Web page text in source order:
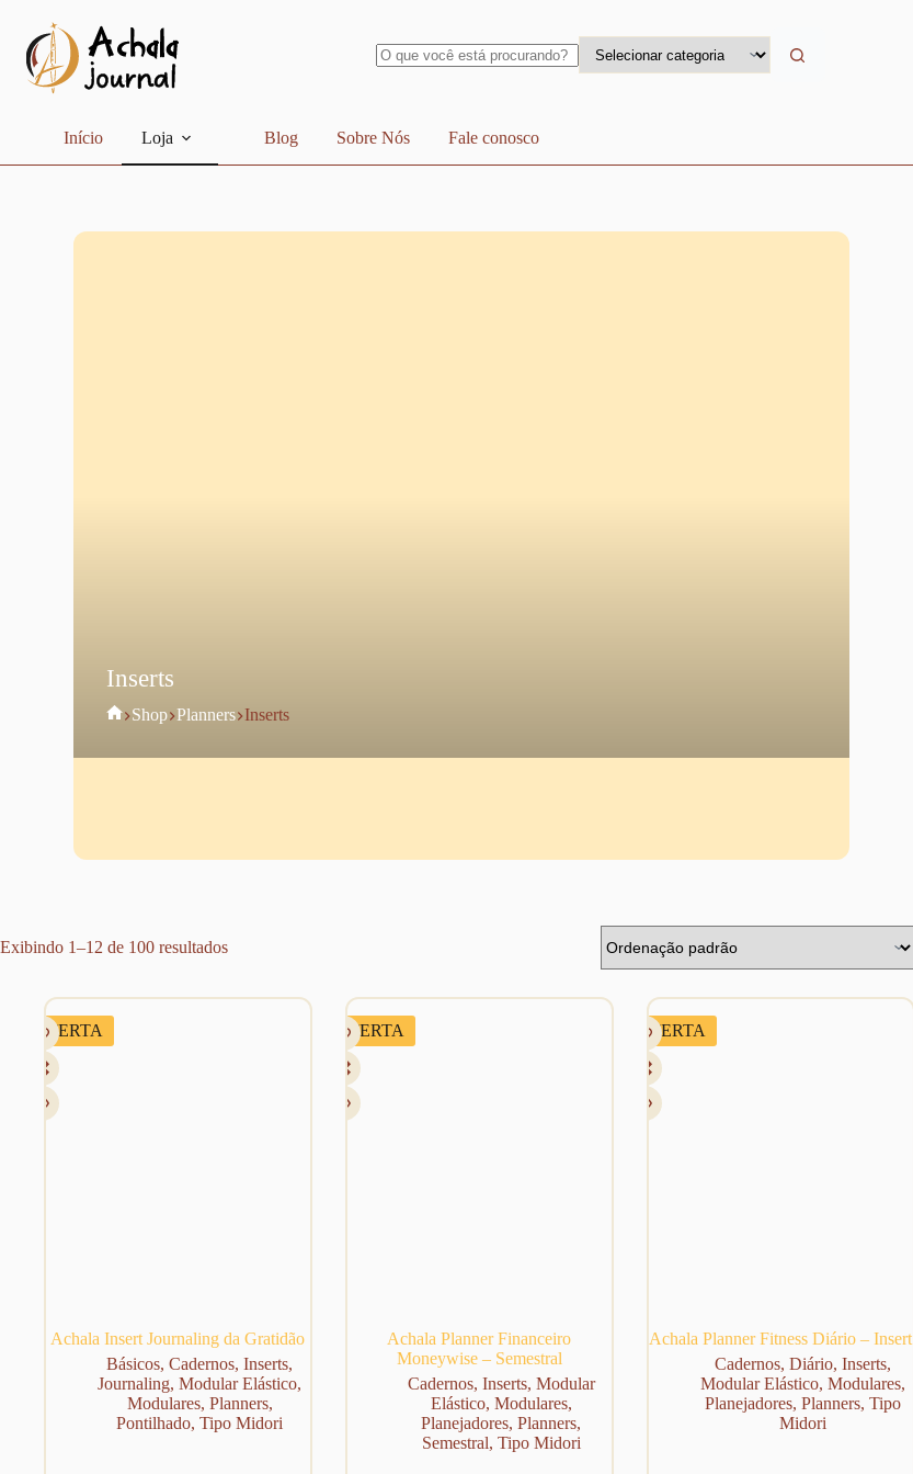
conteúdo
Início Loja Blog Sobre Nós Fale conosco
Inserts
Home
Shop Planners Inserts
Exibindo 1–12 de 100 resultados
OFERTA
Achala Insert Journaling da Gratidão
Básicos,Cadernos,Inserts,
Journaling,Modular Elástico,
Modulares, Planners,
Pontilhado,Tipo Midori
OFERTA
Achala Planner Financeiro
Moneywise – Semestral
Cadernos, Inserts, Modular
Elástico, Modulares,
Planejadores,Planners,
Semestral, Tipo Midori
OFERTA
Achala Planner Fitness Diário – Insert
Cadernos, Diário, Inserts,
Modular Elástico, Modulares,
Planejadores, Planners, Tipo
Midori